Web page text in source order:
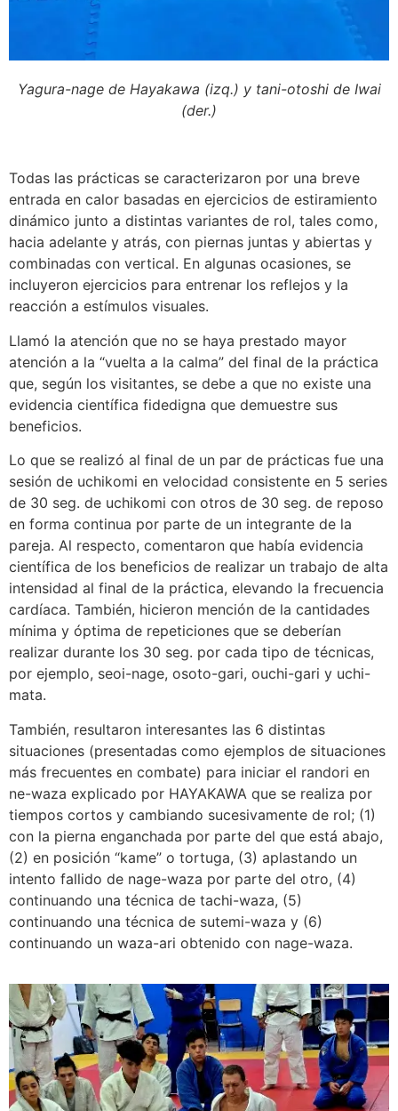
Yagura-nage de Hayakawa (izq.) y tani-otoshi de Iwai
(der.)
Todas las prácticas se caracterizaron por una breve
entrada en calor basadas en ejercicios de estiramiento
dinámico junto a distintas variantes de rol, tales como,
hacia adelante y atrás, con piernas juntas y abiertas y
combinadas con vertical. En algunas ocasiones, se
incluyeron ejercicios para entrenar los reflejos y la
reacción a estímulos visuales.
Llamó la atención que no se haya prestado mayor
atención a la “vuelta a la calma” del final de la práctica
que, según los visitantes, se debe a que no existe una
evidencia científica fidedigna que demuestre sus
beneficios.
Lo que se realizó al final de un par de prácticas fue una
sesión de uchikomi en velocidad consistente en 5 series
de 30 seg. de uchikomi con otros de 30 seg. de reposo
en forma continua por parte de un integrante de la
pareja. Al respecto, comentaron que había evidencia
científica de los beneficios de realizar un trabajo de alta
intensidad al final de la práctica, elevando la frecuencia
cardíaca. También, hicieron mención de la cantidades
mínima y óptima de repeticiones que se deberían
realizar durante los 30 seg. por cada tipo de técnicas,
por ejemplo, seoi-nage, osoto-gari, ouchi-gari y uchi-
mata.
También, resultaron interesantes las 6 distintas
situaciones (presentadas como ejemplos de situaciones
más frecuentes en combate) para iniciar el randori en
ne-waza explicado por HAYAKAWA que se realiza por
tiempos cortos y cambiando sucesivamente de rol; (1)
con la pierna enganchada por parte del que está abajo,
(2) en posición “kame” o tortuga, (3) aplastando un
intento fallido de nage-waza por parte del otro, (4)
continuando una técnica de tachi-waza, (5)
continuando una técnica de sutemi-waza y (6)
continuando un waza-ari obtenido con nage-waza.